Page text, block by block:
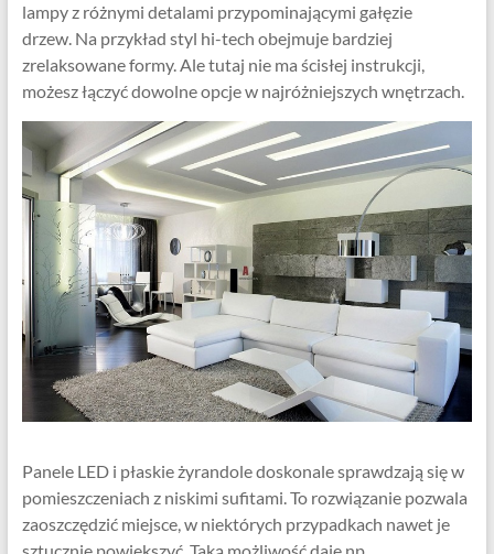
lampy z różnymi detalami przypominającymi gałęzie
drzew. Na przykład styl hi-tech obejmuje bardziej
zrelaksowane formy. Ale tutaj nie ma ścisłej instrukcji,
możesz łączyć dowolne opcje w najróżniejszych wnętrzach.
Panele LED i płaskie żyrandole doskonale sprawdzają się w
pomieszczeniach z niskimi sufitami. To rozwiązanie pozwala
zaoszczędzić miejsce, w niektórych przypadkach nawet je
sztucznie powiększyć. Taką możliwość daje np.